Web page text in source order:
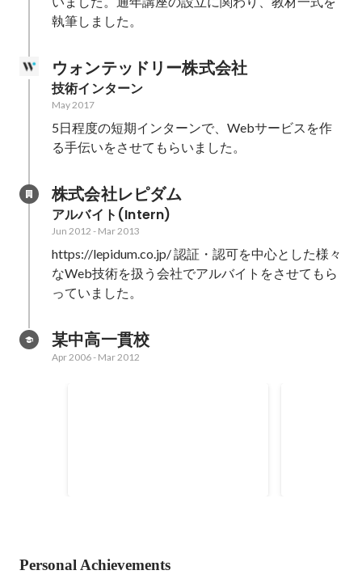
執筆しました。
ウォンテッドリー株式会社
技術インターン
May 2017
5日程度の短期インターンで、Webサービスを作
る手伝いをさせてもらいました。
株式会社レピダム
アルバイト(Intern)
Jun 2012 - Mar 2013
https://lepidum.co.jp/ 認証・認可を中心とした様々
なWeb技術を扱う会社でアルバイトをさせてもら
っていました。
某中高一貫校
Apr 2006- Mar 2012
Personal Achievements